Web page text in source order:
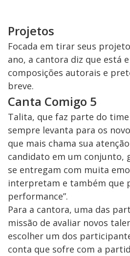
Projetos
Focada em tirar seus
ano, a cantora diz que está
composições autorais e
breve.
Canta Comigo 5
Talita, que faz parte do
sempre levanta para os
que mais chama sua
candidato em um conjunto,
se entregam com muita
interpretam e também que
performance”.
Para a cantora, uma das
missão de avaliar novos
escolher um dos
conta que sofre com a